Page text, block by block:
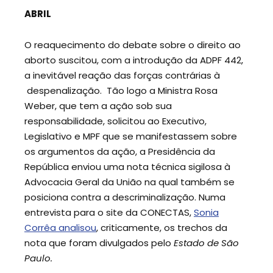
ABRIL
O reaquecimento do debate sobre o direito ao
aborto suscitou, com a introdução da ADPF 442,
a inevitável reação das forças contrárias à
despenalização. Tão logo a Ministra Rosa
Weber, que tem a ação sob sua
responsabilidade, solicitou ao Executivo,
Legislativo e MPF que se manifestassem sobre
os argumentos da ação, a Presidência da
República enviou uma nota técnica sigilosa à
Advocacia Geral da União na qual também se
posiciona contra a descriminalização. Numa
entrevista para o site da CONECTAS,Sonia
Corrêa analisou, criticamente, os trechos da
nota que foram divulgados pelo Estado de São
Paulo.